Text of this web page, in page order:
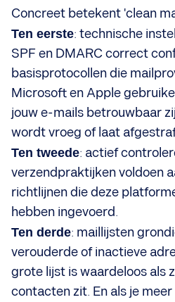
Concreet betekent 'clean
Ten eerste: technische
SPF en DMARC correct
basisprotocollen die
Microsoft en Apple
jouw e-mails betrouwbaar
wordt vroeg of laat
Ten tweede: actief
verzendpraktijken voldoen
richtlijnen die deze
hebben ingevoerd.
Ten derde: maillijsten
verouderde of inactieve
grote lijst is waardeloos als
contacten zit. En als je